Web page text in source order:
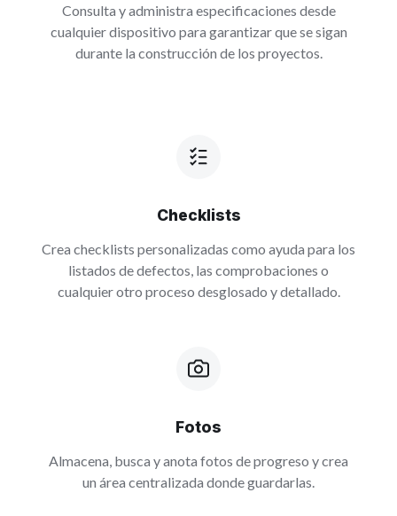
Consulta y administra especificaciones desde
cualquier dispositivo para garantizar que se sigan
durante la construcción de los proyectos.
Checklists
Crea checklists personalizadas como ayuda para los
listados de defectos, las comprobaciones o
cualquier otro proceso desglosado y detallado.
Fotos
Almacena, busca y anota fotos de progreso y crea
un área centralizada donde guardarlas.